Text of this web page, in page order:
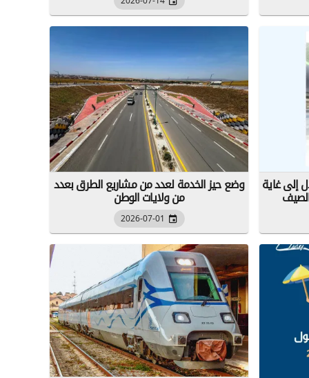
إلى غاية وضع حيز الخدمة لعدد من مشاريع الطرق بعدد
من ولايات الوطن
2026-07-01